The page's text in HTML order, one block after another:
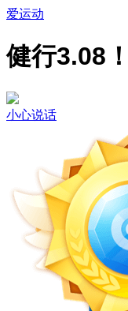
爱运动
健行3.08
小心说话